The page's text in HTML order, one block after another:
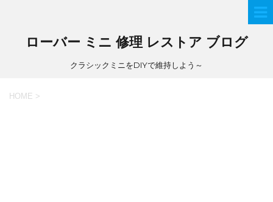
ローバー ミニ 修理 レストア ブログ
クラシックミニをDIYで維持しよう～
HOME >